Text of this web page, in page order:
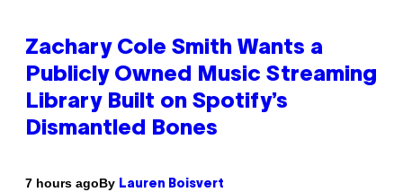
Zachary Cole Smith Wants a
Publicly Owned Music Streaming
Library Built on Spotify’s
Dismantled Bones
7 hours agoBy Lauren Boisvert